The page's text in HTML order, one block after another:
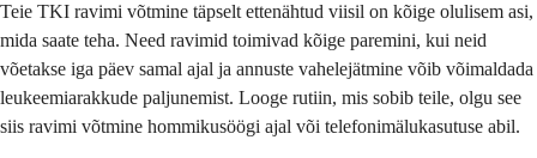
Teie TKI ravimi võtmine täpselt ettenähtud viisil on kõige olulisem asi,
mida saate teha. Need ravimid toimivad kõige paremini, kui neid
võetakse iga päev samal ajal ja annuste vahelejätmine võib võimaldada
leukeemiarakkude paljunemist. Looge rutiin, mis sobib teile, olgu see
siis ravimi võtmine hommikusöögi ajal või telefonimälukasutuse abil.